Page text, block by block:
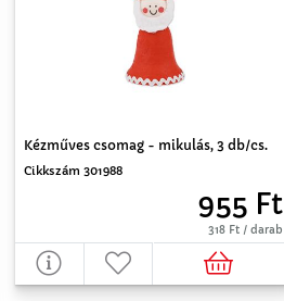
Kézműves csomag - mikulás, 3 db/cs.
Cikkszám 301988
955 Ft
318 Ft / darab